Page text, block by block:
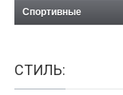
Спортивные
СТИЛЬ: